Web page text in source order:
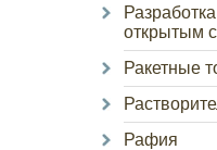
открытым
Ракетные
Рафия